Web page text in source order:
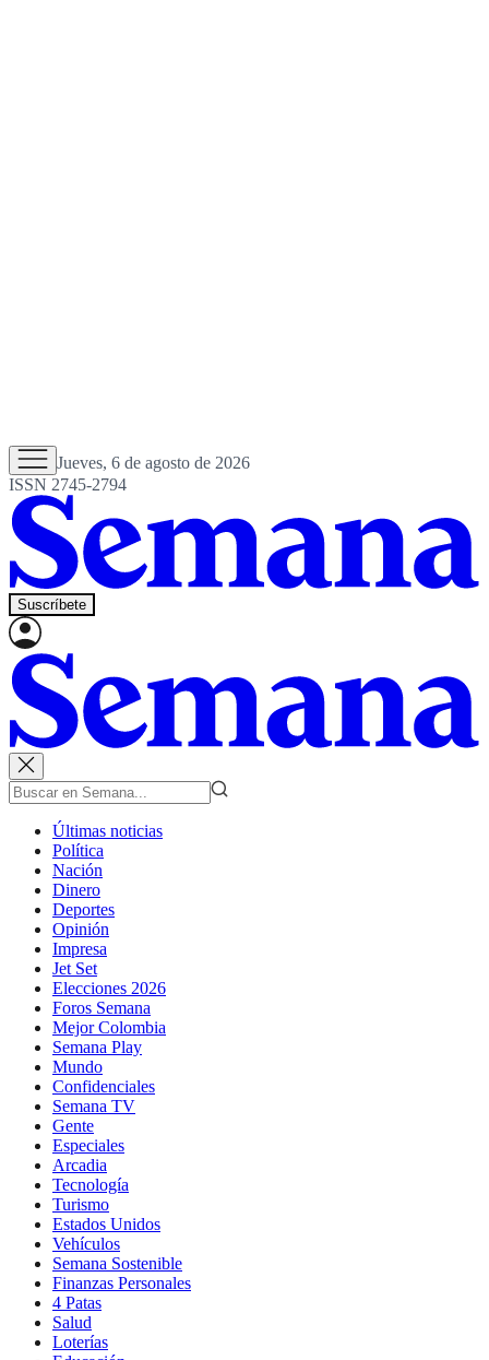
Jueves, 6 de agosto de 2026
ISSN 2745-2794
Suscríbete
Últimas noticias
Política
Nación
Dinero
Deportes
Opinión
Impresa
Jet Set
Elecciones 2026
Foros Semana
Mejor Colombia
Semana Play
Mundo
Confidenciales
Semana TV
Gente
Especiales
Arcadia
Tecnología
Turismo
Estados Unidos
Vehículos
Semana Sostenible
Finanzas Personales
4 Patas
Salud
Loterías